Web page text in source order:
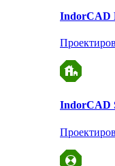
IndorCAD
IndorCAD